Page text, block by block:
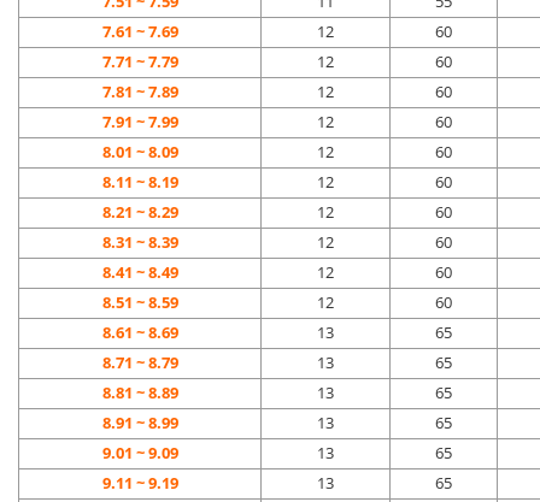
7.61 ~ 7.69 12
60
7.71 ~ 7.79 12
60
7.81 ~ 7.89 12
60
7.91 ~ 7.99 12
60
8.01 ~ 8.09 12
60
8.11 ~ 8.19 12
60
8.21 ~ 8.29 12
60
8.31 ~ 8.39 12
60
8.41 ~ 8.49 12
60
8.51 ~ 8.59 12
60
8.61 ~ 8.69 13
65
8.71 ~ 8.79 13
65
8.81 ~ 8.89 13
65
8.91 ~ 8.99 13
65
9.01 ~ 9.09 13
65
9.11 ~ 9.19 13
65